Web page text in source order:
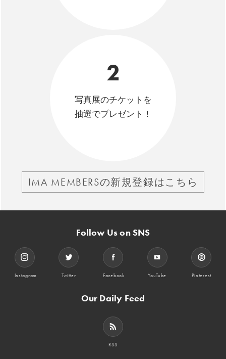
2
写真展のチケットを
抽選でプレゼント！
IMA MEMBERSの新規登録はこちら
Follow Us on SNS
Instagram Twitter Facebook YouTube Pinterest
Our Daily Feed
RSS